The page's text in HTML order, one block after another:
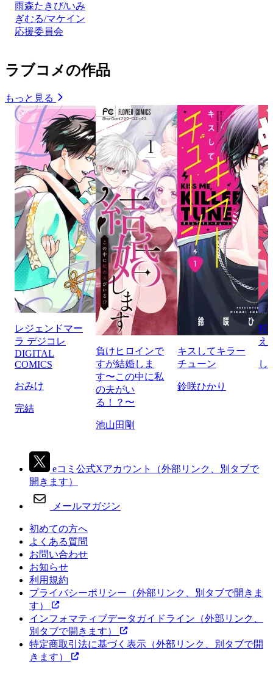
雨森たきび/いみ
ぎむる/マケイン
応援委員会
ラブコメの作品
もっと見る
レジェンドマー
ラ デジコレ
DIGITAL
COMICS
おみけ
完結
負けヒロインで
すが結婚しま
す〜この中に私
の夫がい
る！？〜
池山田剛
キスしてキラー
チューン
鈴咲ひかり
蛇
え
し
eコミ公式Xアカウント
（外部リンク、別タブで
開きます）
メールマガジン
初めての方へ
よくある質問
お問い合わせ
お知らせ
利用規約
プライバシーポリシー （外部リンク、別タブで開きま
す）
インフォマティブデータガイドライン （外部リンク、
別タブで開きます）
特定商取引法に基づく表示 （外部リンク、別タブで開
きます）